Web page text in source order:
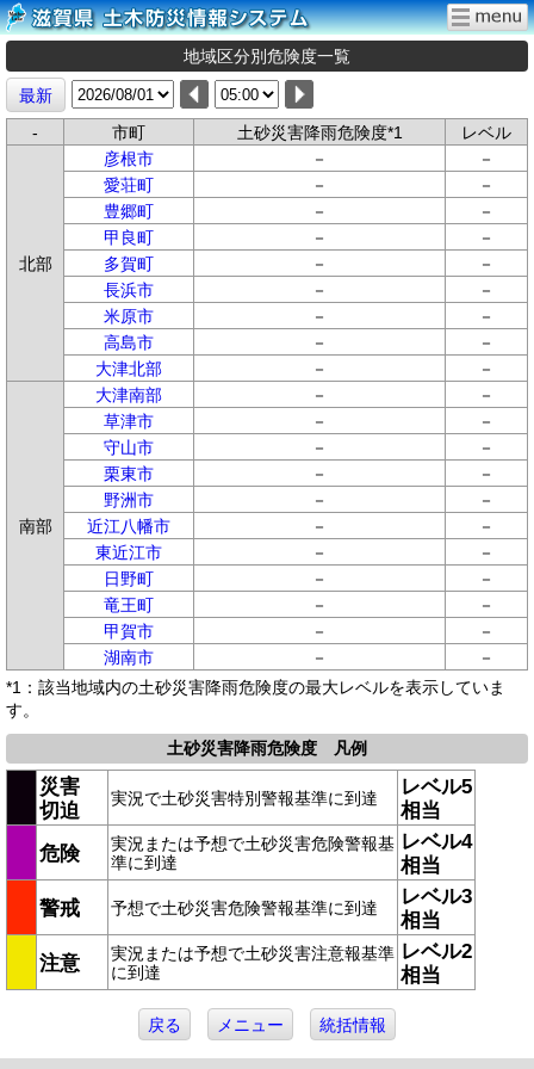
地域区分別危険度一覧
最新
-
市町 土砂災害降雨危険度*1 レベル
北部
彦根市 －
－
愛荘町
－
－
豊郷町
－
－
甲良町
－
－
多賀町
－
－
長浜市
－
－
米原市
－
－
高島市
－
－
大津北部
－ －
南部
大津南部 －
－
草津市
－
－
守山市
－
－
栗東市
－
－
野洲市
－
－
近江八幡市
－
－
東近江市
－
－
日野町
－
－
竜王町
－
－
甲賀市
－
－
湖南市
－
－
*1：該当地域内の土砂災害降雨危険度の最大レベルを表示していま
す。
土砂災害降雨危険度 凡例
災害
切迫
実況で土砂災害特別警報基準に到達
レベル5
相当
危険
実況または予想で土砂災害危険警報基
準に到達
レベル4
相当
警戒
予想で土砂災害危険警報基準に到達
レベル3
相当
注意
実況または予想で土砂災害注意報基準
に到達
レベル2
相当
戻る メニュー 統括情報